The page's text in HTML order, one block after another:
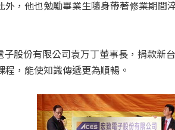
，他也勉勵畢業生隨身帶著修業期
股份有限公司袁万丁董事長，捐款
，能使知識傳遞更為順暢。